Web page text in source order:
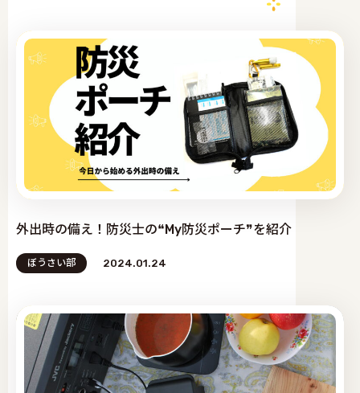
外出時の備え！防災士の❝My防災ポーチ❞を紹介
ぼうさい部 2024.01.24